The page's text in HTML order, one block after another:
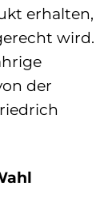
erhalten,
wird.
der